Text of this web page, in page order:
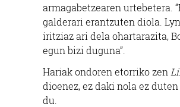
armagabetzearen urtebetera.
galderari erantzuten diola.
iritziaz ari dela ohartarazita,
egun bizi duguna”.
Hariak ondoren etorriko zen
dioenez, ez daki nola ez
du.